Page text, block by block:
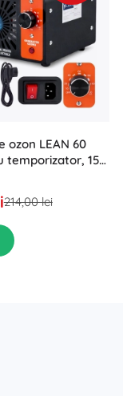
ozon LEAN 60
temporizator, 155
214,00 lei